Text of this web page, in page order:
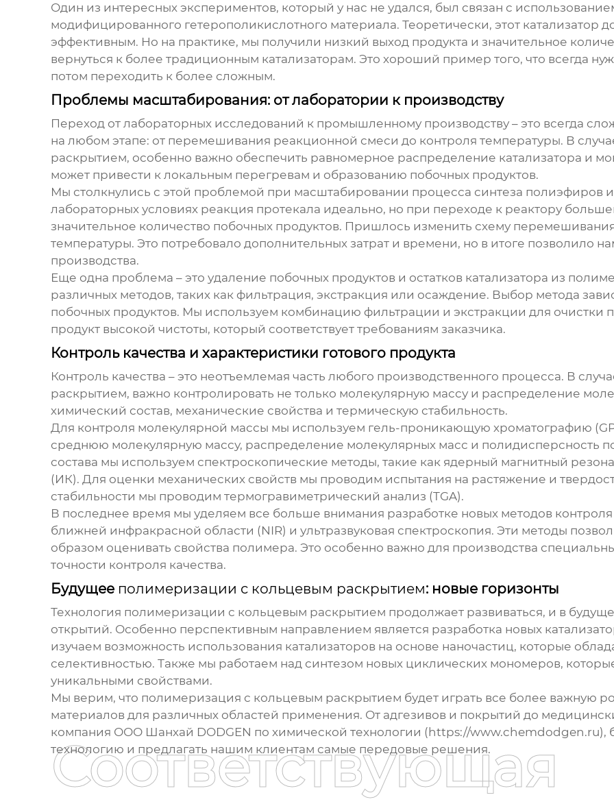
Один из интересных экспериментов, который у нас не удался, был связан с
модифицированного гетерополикислотного материала. Теоретически, этот катализатор
эффективным. Но на практике, мы получили низкий выход продукта и значительное
вернуться к более традиционным катализаторам. Это хороший пример того, что всегда
потом переходить к более сложным.
Проблемы масштабирования: от лаборатории к производству
Переход от лабораторных исследований к промышленному производству – это всегда
на любом этапе: от перемешивания реакционной смеси до контроля температуры. В
раскрытием, особенно важно обеспечить равномерное распределение катализатора и
может привести к локальным перегревам и образованию побочных продуктов.
Мы столкнулись с этой проблемой при масштабировании процесса синтеза полиэфиров
лабораторных условиях реакция протекала идеально, но при переходе к реактору
значительное количество побочных продуктов. Пришлось изменить схему
температуры. Это потребовало дополнительных затрат и времени, но в итоге позволило
производства.
Еще одна проблема – это удаление побочных продуктов и остатков катализатора из
различных методов, таких как фильтрация, экстракция или осаждение. Выбор метода
побочных продуктов. Мы используем комбинацию фильтрации и экстракции для очистки
продукт высокой чистоты, который соответствует требованиям заказчика.
Контроль качества и характеристики готового продукта
Контроль качества – это неотъемлемая часть любого производственного процесса. В
раскрытием, важно контролировать не только молекулярную массу и распределение
химический состав, механические свойства и термическую стабильность.
Для контроля молекулярной массы мы используем гель-проникающую хроматографию
среднюю молекулярную массу, распределение молекулярных масс и полидисперсность
состава мы используем спектроскопические методы, такие как ядерный магнитный
(ИК). Для оценки механических свойств мы проводим испытания на растяжение и
стабильности мы проводим термогравиметрический анализ (TGA).
В последнее время мы уделяем все больше внимания разработке новых методов контроля
ближней инфракрасной области (NIR) и ультразвуковая спектроскопия. Эти методы
образом оценивать свойства полимера. Это особенно важно для производства
точности контроля качества.
Будущее полимеризации с кольцевым раскрытием: новые горизонты
Технология полимеризации с кольцевым раскрытием продолжает развиваться, и в
открытий. Особенно перспективным направлением является разработка новых
изучаем возможность использования катализаторов на основе наночастиц, которые
селективностью. Также мы работаем над синтезом новых циклических мономеров,
уникальными свойствами.
Мы верим, что полимеризация с кольцевым раскрытием будет играть все более важную
материалов для различных областей применения. От адгезивов и покрытий до
компания ООО Шанхай DODGEN по химической технологии (https://www.chemdodgen.ru),
технологию и предлагать нашим клиентам самые передовые решения.
Соответствующая